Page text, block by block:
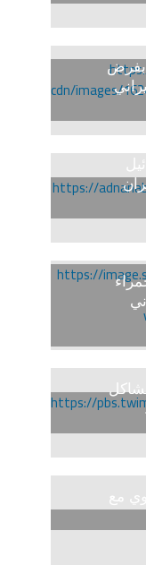
بفرض
مع